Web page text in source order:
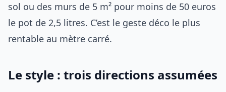
sol ou des murs de 5 m² pour moins de 50 euros
le pot de 2,5 litres. C’est le geste déco le plus
rentable au mètre carré.
Le style : trois directions assumées